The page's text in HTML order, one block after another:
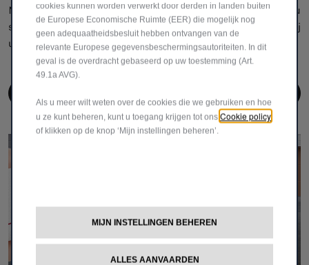
Met onze online reserveringsfunctie voor onderhoud kunt u
snel en eenvoudig routine-onderhoudsafspraken boeken bij
uw erkende hersteller
cookies kunnen worden verwerkt door derden in landen buiten
de Europese Economische Ruimte (EER) die mogelijk nog
geen adequaatheidsbesluit hebben ontvangen van de
relevante Europese gegevensbeschermingsautoriteiten. In dit
geval is de overdracht gebaseerd op uw toestemming (Art.
49.1a AVG).
Als u meer wilt weten over de cookies die we gebruiken en hoe
u ze kunt beheren, kunt u toegang krijgen tot ons Cookie policy
of klikken op de knop ‘Mijn instellingen beheren’.
MIJN INSTELLINGEN BEHEREN
ALLES AANVAARDEN